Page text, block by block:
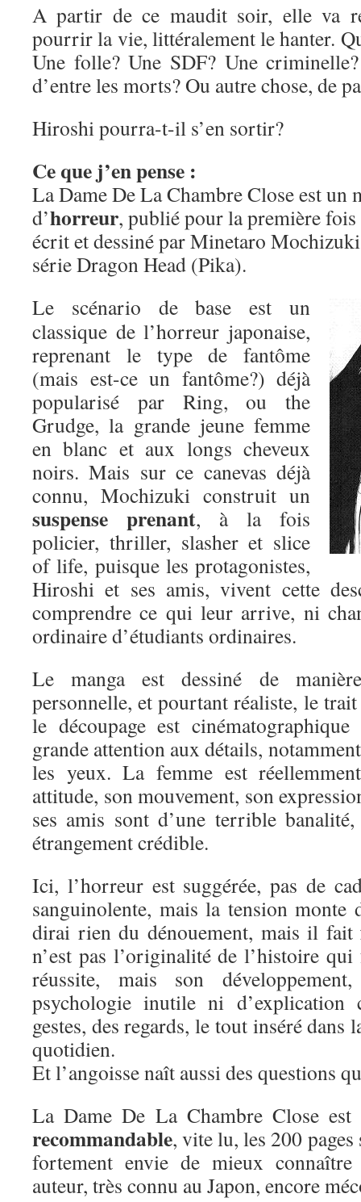
A partir de ce maudit soir, elle va
pourrir la vie, littéralement le hanter.
Une folle? Une SDF? Une
d’entre les morts? Ou autre chose, de
Hiroshi pourra-t-il s’en sortir?
Ce que j’en pense :
La Dame De La Chambre Close est un
d’horreur, publié pour la première fois
écrit et dessiné par Minetaro
série Dragon Head (Pika).
Le scénario de base est un
classique de l’horreur japonaise,
reprenant le type de fantôme
(mais est-ce un fantôme?) déjà
popularisé par Ring, ou the
Grudge, la grande jeune femme
en blanc et aux longs cheveux
noirs. Mais sur ce canevas déjà
connu, Mochizuki construit un
suspense prenant, à la fois
policier, thriller, slasher et slice
of life, puisque les protagonistes,
Hiroshi et ses amis, vivent cette
comprendre ce qui leur arrive, ni
ordinaire d’étudiants ordinaires.
Le manga est dessiné de
personnelle, et pourtant réaliste, le
le découpage est
grande attention aux détails,
les yeux. La femme est
attitude, son mouvement, son
ses amis sont d’une terrible
étrangement crédible.
Ici, l’horreur est suggérée, pas de
sanguinolente, mais la tension monte
dirai rien du dénouement, mais il fait
n’est pas l’originalité de l’histoire
réussite, mais son
psychologie inutile ni d’explication
gestes, des regards, le tout inséré
quotidien.
Et l’angoisse naît aussi des questions
La Dame De La Chambre Close
recommandable, vite lu, les 200
fortement envie de mieux
auteur, très connu au Japon, encore